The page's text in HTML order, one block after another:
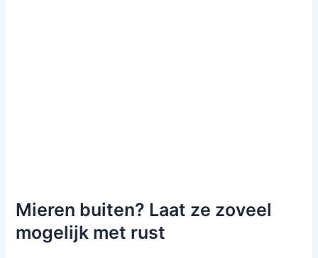
Mieren buiten? Laat ze zoveel
mogelijk met rust